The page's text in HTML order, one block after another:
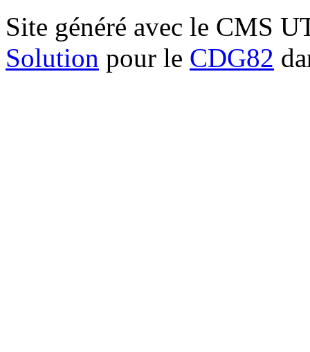
Site généré avec le CMS
Solution pour le CDG82